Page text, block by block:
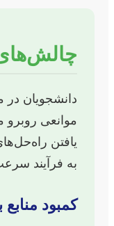
دانشجویان در
موانعی
یافتن
به فرآیند
کمبود